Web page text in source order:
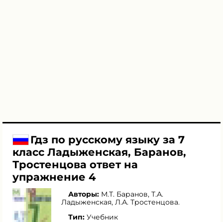
Гдз по русскому языку за 7
класс Ладыженская, Баранов,
Тростенцова ответ на
упражнение 4
Авторы: М.Т. Баранов, Т.А.
Ладыженская, Л.А. Тростенцова.
Тип: Учебник